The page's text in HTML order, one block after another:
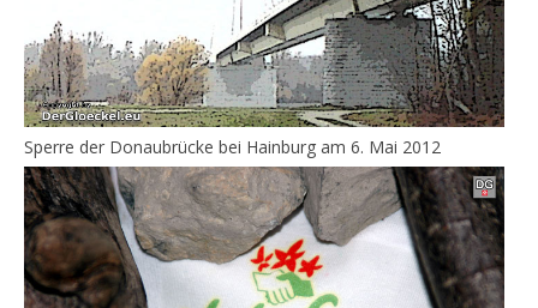
Sperre der Donaubrücke bei Hainburg am 6. Mai 2012